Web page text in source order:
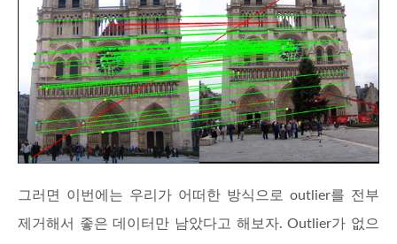
그러면 이번에는 우리가 어떠한 방식으로 outlier를 전부
제거해서 좋은 데이터만 남았다고 해보자. Outlier가 없으